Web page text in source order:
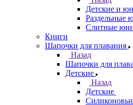
Детские и
Раздельные
Слитные
Книги
Шапочки для плавания
Назад
Шапочки для
Детские
Назад
Детские